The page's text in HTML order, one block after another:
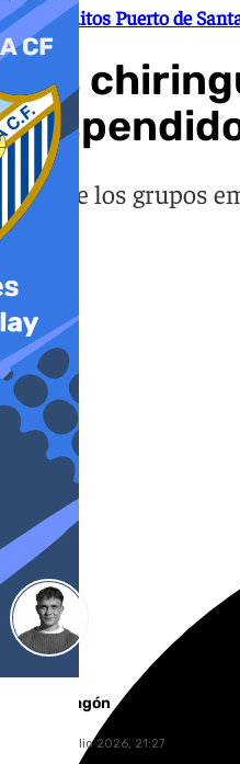
Chiringuitos Puerto de
Los
Uno de los grupos
Jorge Aragón
viernes, 3 julio 2026, 21:27